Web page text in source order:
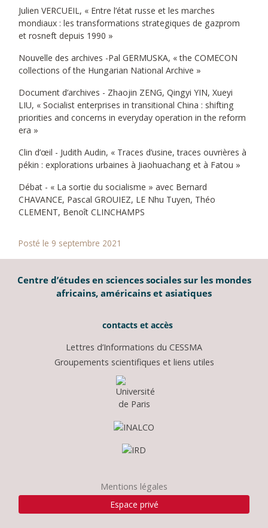
Julien VERCUEIL, « Entre l’état russe et les marches
mondiaux : les transformations strategiques de gazprom
et rosneft depuis 1990 »
Nouvelle des archives -Pal GERMUSKA, « the COMECON
collections of the Hungarian National Archive »
Document d’archives - Zhaojin ZENG, Qingyi YIN, Xueyi
LIU, « Socialist enterprises in transitional China : shifting
priorities and concerns in everyday operation in the reform
era »
Clin d’œil - Judith Audin, « Traces d’usine, traces ouvrières à
pékin : explorations urbaines à Jiaohuachang et à Fatou »
Débat - « La sortie du socialisme » avec Bernard
CHAVANCE, Pascal GROUIEZ, LE Nhu Tuyen, Théo
CLEMENT, Benoît CLINCHAMPS
Posté le 9 septembre 2021
Centre d’études en sciences sociales sur les mondes
africains, américains et asiatiques
contacts et accès
Lettres d’Informations du CESSMA
Groupements scientifiques et liens utiles
Mentions légales
Espace privé